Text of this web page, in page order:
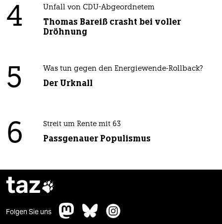
4 Unfall von CDU-Abgeordnetem
Thomas Bareiß crasht bei voller
Dröhnung
5 Was tun gegen den Energiewende-Rollback?
Der Urknall
6 Streit um Rente mit 63
Passgenauer Populismus
taz
Folgen Sie uns